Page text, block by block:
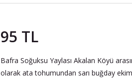
95 TL
Bafra Soğuksu Yaylası Akalan Köyü
olarak ata tohumundan sarı buğday